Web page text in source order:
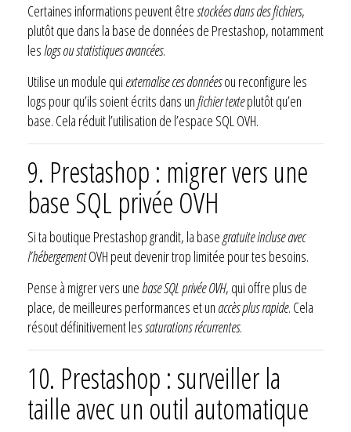
Certaines informations peuvent êtrestockées dans des fichiers,
plutôt que dans la base de données de Prestashop, notamment
les logs ou statistiques avancées.
Utilise un module qui externalise ces donnéesou reconfigure les
logs pour qu’ils soient écrits dans unfichier texteplutôt qu’en
base. Cela réduit l’utilisation de l’espace SQL OVH.
9. Prestashop : migrer vers une
base SQL privée OVH
Si ta boutique Prestashop grandit, la base gratuite incluse avec
l’hébergementOVH peut devenir trop limitée pour tes besoins.
Pense à migrer vers une base SQL privée OVH, qui offre plus de
place, de meilleures performances et un accès plus rapide. Cela
résout définitivement lessaturations récurrentes.
10. Prestashop : surveiller la
taille avec un outil automatique